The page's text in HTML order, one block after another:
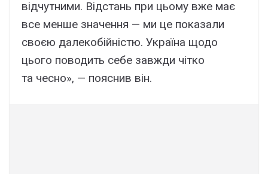
відчутними. Відстань при цьому вже має
все менше значення — ми це показали
своєю далекобійністю. Україна щодо
цього поводить себе завжди чітко
та чесно», — пояснив він.